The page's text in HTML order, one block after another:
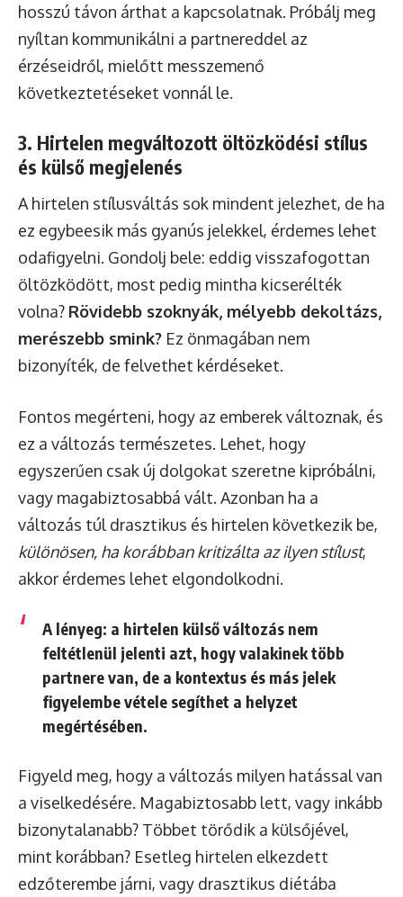
hosszú távon árthat a kapcsolatnak. Próbálj meg
nyíltan kommunikálni a partnereddel az
érzéseidről, mielőtt messzemenő
következtetéseket vonnál le.
3. Hirtelen megváltozott öltözködési stílus
és külső megjelenés
A hirtelen stílusváltás sok mindent jelezhet, de ha
ez egybeesik más gyanús jelekkel, érdemes lehet
odafigyelni. Gondolj bele: eddig visszafogottan
öltözködött, most pedig mintha kicserélték
volna? Rövidebb szoknyák, mélyebb dekoltázs,
merészebb smink? Ez önmagában nem
bizonyíték, de felvethet kérdéseket.
Fontos megérteni, hogy az emberek változnak, és
ez a változás természetes. Lehet, hogy
egyszerűen csak új dolgokat szeretne kipróbálni,
vagy magabiztosabbá vált. Azonban ha a
változás túl drasztikus és hirtelen következik be,
különösen, ha korábban kritizálta az ilyen stílust,
akkor érdemes lehet elgondolkodni.
A lényeg: a hirtelen külső változás nem
feltétlenül jelenti azt, hogy valakinek több
partnere van, de a kontextus és más jelek
figyelembe vétele segíthet a helyzet
megértésében.
Figyeld meg, hogy a változás milyen hatással van
a viselkedésére. Magabiztosabb lett, vagy inkább
bizonytalanabb? Többet törődik a külsőjével,
mint korábban? Esetleg hirtelen elkezdett
edzőterembe járni, vagy drasztikus diétába